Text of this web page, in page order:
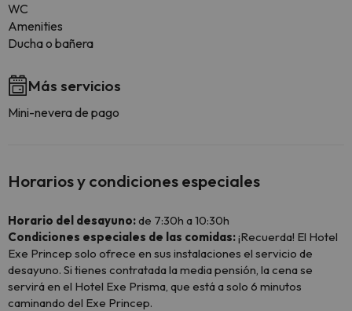
WC
Amenities
Ducha o bañera
Más servicios
Mini-nevera de pago
Horarios y condiciones especiales
Horario del desayuno:de 7:30h a 10:30h
Condiciones especiales de las comidas:¡Recuerda! El Hotel
Exe Princep solo ofrece en sus instalaciones el servicio de
desayuno. Si tienes contratada la media pensión, la cena se
servirá en el Hotel Exe Prisma, que está a solo 6 minutos
caminando del Exe Princep.